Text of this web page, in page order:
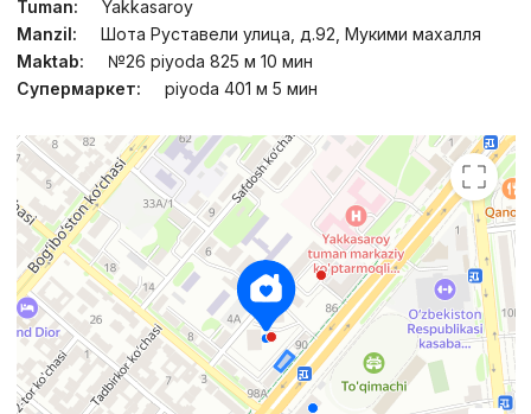
Tuman:
Yakkasaroy
Manzil:
Шота Руставели улица, д.92, Мукими махалля
Maktab:
№26 piyoda 825 м 10 мин
Супермаркет:
piyoda 401 м 5 мин